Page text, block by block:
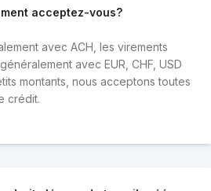
acceptez-vous?
avec ACH, les virements
avec EUR, CHF, USD
montants, nous acceptons toutes
crédit.